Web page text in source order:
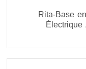
Rita-Base
Électrique